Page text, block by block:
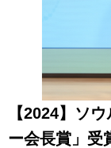
【2024】ソ
ー会長賞」受